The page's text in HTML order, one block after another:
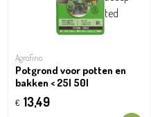
Agrofino
Potgrond voor potten en
bakken < 25l 50l
€ 13,49